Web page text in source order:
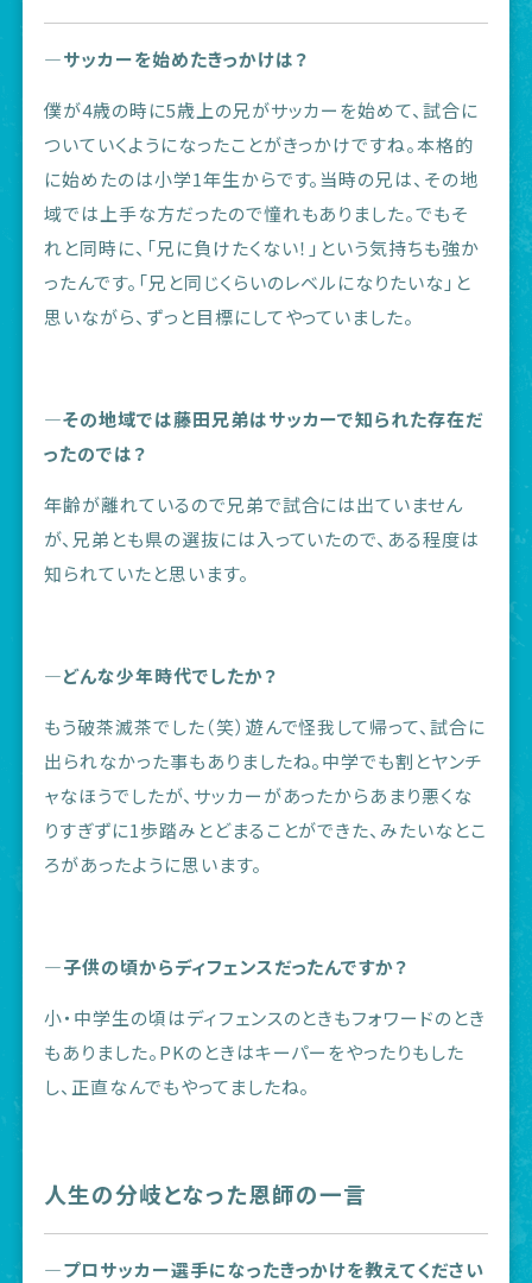
―サッカーを始めたきっかけは？
僕が4歳の時に5歳上の兄がサッカーを始めて、試合に
ついていくようになったことがきっかけですね。本格的
に始めたのは小学1年生からです。当時の兄は、その地
域では上手な方だったので憧れもありました。でもそ
れと同時に、「兄に負けたくない！」という気持ちも強か
ったんです。「兄と同じくらいのレベルになりたいな」と
思いながら、ずっと目標にしてやっていました。
―その地域では藤田兄弟はサッカーで知られた存在だ
ったのでは？
年齢が離れているので兄弟で試合には出ていません
が、兄弟とも県の選抜には入っていたので、ある程度は
知られていたと思います。
―どんな少年時代でしたか？
もう破茶滅茶でした（笑）遊んで怪我して帰って、試合に
出られなかった事もありましたね。中学でも割とヤンチ
ャなほうでしたが、サッカーがあったからあまり悪くな
りすぎずに1歩踏みとどまることができた、みたいなとこ
ろがあったように思います。
―子供の頃からディフェンスだったんですか？
小・中学生の頃はディフェンスのときもフォワードのとき
もありました。PKのときはキーパーをやったりもした
し、正直なんでもやってましたね。
人生の分岐となった恩師の一言
―プロサッカー選手になったきっかけを教えてください